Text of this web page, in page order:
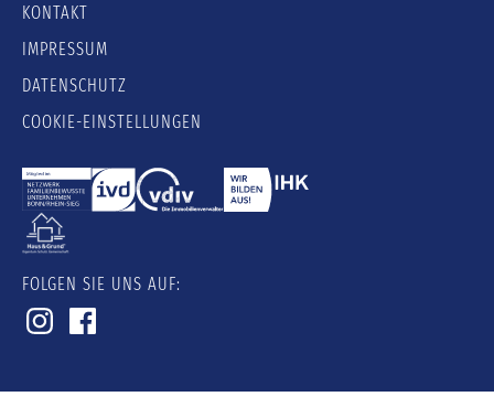
KONTAKT
IMPRESSUM
DATENSCHUTZ
COOKIE-EINSTELLUNGEN
FOLGEN SIE UNS AUF: